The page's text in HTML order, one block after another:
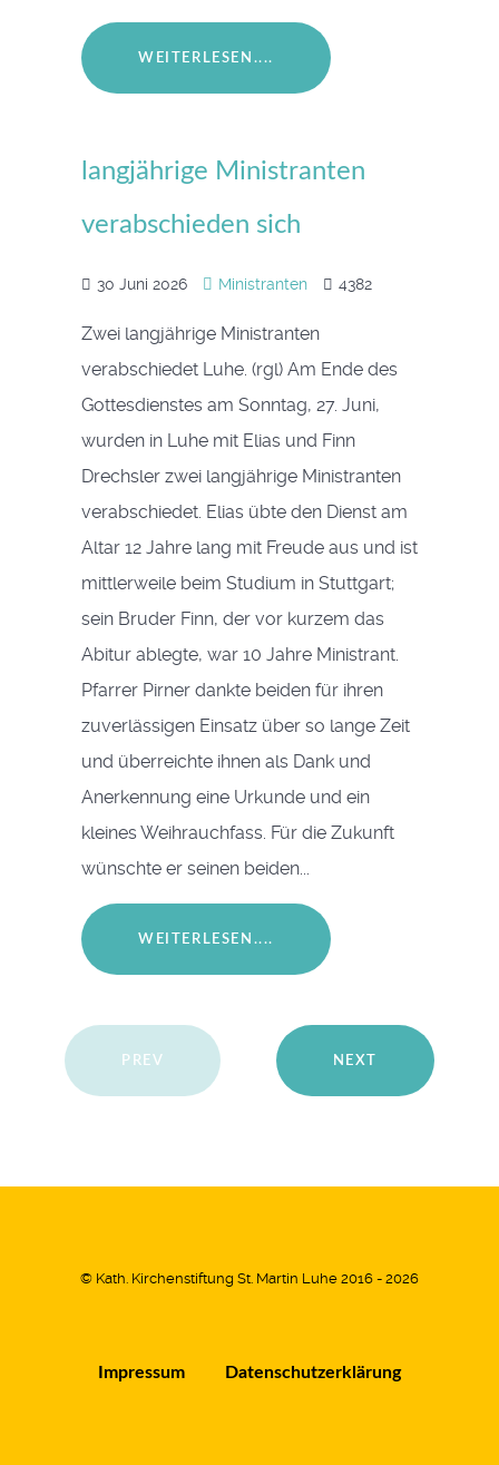
WEITERLESEN....
langjährige Ministranten
verabschieden sich
30 Juni 2026 Ministranten 4382
Zwei langjährige Ministranten
verabschiedet Luhe. (rgl) Am Ende des
Gottesdienstes am Sonntag, 27. Juni,
wurden in Luhe mit Elias und Finn
Drechsler zwei langjährige Ministranten
verabschiedet. Elias übte den Dienst am
Altar 12 Jahre lang mit Freude aus und ist
mittlerweile beim Studium in Stuttgart;
sein Bruder Finn, der vor kurzem das
Abitur ablegte, war 10 Jahre Ministrant.
Pfarrer Pirner dankte beiden für ihren
zuverlässigen Einsatz über so lange Zeit
und überreichte ihnen als Dank und
Anerkennung eine Urkunde und ein
kleines Weihrauchfass. Für die Zukunft
wünschte er seinen beiden...
WEITERLESEN....
PREV NEXT
© Kath. Kirchenstiftung St. Martin Luhe 2016 - 2026
Impressum Datenschutzerklärung